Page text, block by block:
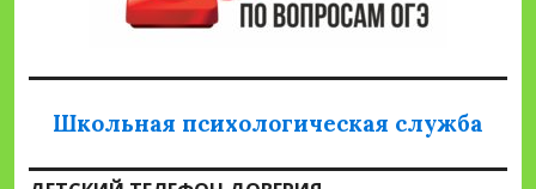
Школьная психологическая служба